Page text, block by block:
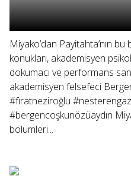
Miyako’dan Payitahta’nın
konukları, akademisyen
dokumacı ve performans
akademisyen felsefeci
#fıratneziroğlu
#bergencoşkunözüaydın
bölümleri...